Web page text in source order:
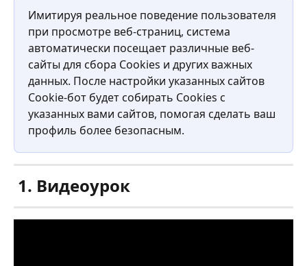
Имитируя реальное поведение пользователя
при просмотре веб-страниц, система
автоматически посещает различные веб-
сайты для сбора Cookies и других важных
данных. После настройки указанных сайтов
Cookie-бот будет собирать Cookies с
указанных вами сайтов, помогая сделать ваш
профиль более безопасным.
1. Видеоурок